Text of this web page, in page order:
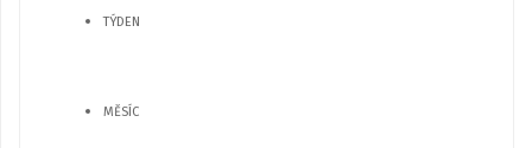
TÝDEN
MĚSÍC